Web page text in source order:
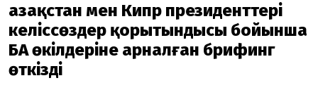
Қазақстан мен Кипр президенттері
келіссөздер қорытындысы бойынша
БАҚ өкілдеріне арналған брифинг
өткізді